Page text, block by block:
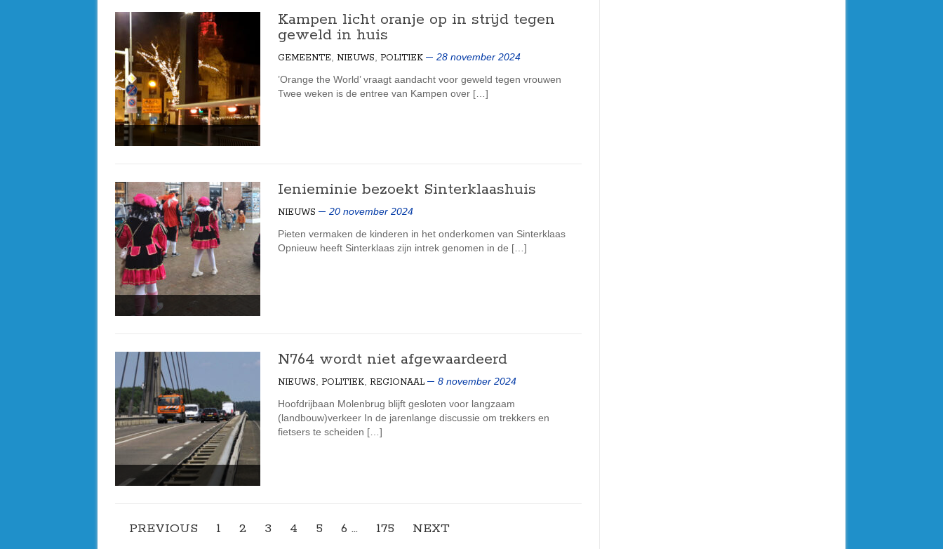
Kampen licht oranje op in strijd tegen
geweld in huis
GEMEENTE NIEUWS POLITIEK
28 november 2024
’Orange the World’ vraagt aandacht voor geweld tegen vrouwen
Twee weken is de entree van Kampen over […]
Ienieminie bezoekt Sinterklaashuis
NIEUWS
20 november 2024
Pieten vermaken de kinderen in het onderkomen van Sinterklaas
Opnieuw heeft Sinterklaas zijn intrek genomen in de […]
N764 wordt niet afgewaardeerd
NIEUWS POLITIEK REGIONAAL
8 november 2024
Hoofdrijbaan Molenbrug blijft gesloten voor langzaam
(landbouw)verkeer In de jarenlange discussie om trekkers en
fietsers te scheiden […]
PREVIOUS 1 2 3 4 5 6 … 175 NEXT